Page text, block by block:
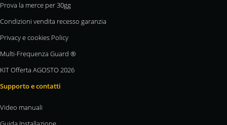
Prova la merce per 30gg
Condizioni vendita recesso garanzia
Privacy e cookies Policy
Multi-Frequenza Guard ®
KIT Offerta AGOSTO 2026
Supporto e contatti
Video manuali
Guida Installazione